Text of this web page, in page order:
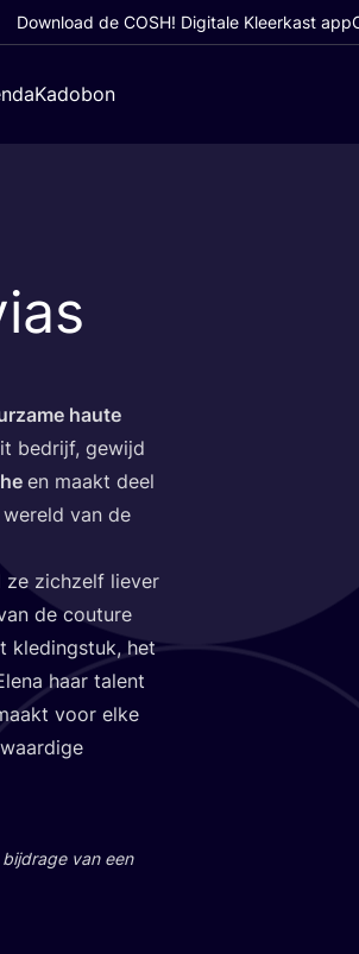
Download de COSH! Digitale Kleerkast app
Kadobon
hau­te
bedrijf, gewijd
en maakt deel
van de
ze zich­zelf lie­ver
de cou­tu­re
kle­ding­stuk, het
haar talent
voor elke
van een